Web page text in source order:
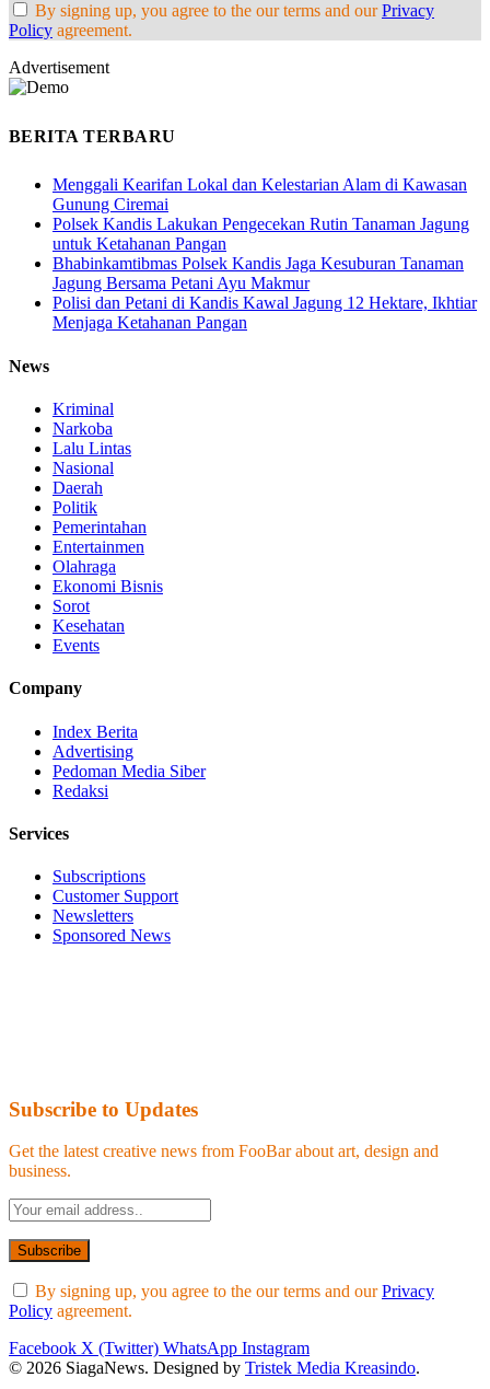
By signing up, you agree to the our terms and ourPrivacy
Policy agreement.
Advertisement
BERITA TERBARU
Menggali Kearifan Lokal dan Kelestarian Alam di Kawasan
Gunung Ciremai
Polsek Kandis Lakukan Pengecekan Rutin Tanaman Jagung
untuk Ketahanan Pangan
Bhabinkamtibmas Polsek Kandis Jaga Kesuburan Tanaman
Jagung Bersama Petani Ayu Makmur
Polisi dan Petani di Kandis Kawal Jagung 12 Hektare, Ikhtiar
Menjaga Ketahanan Pangan
News
Kriminal
Narkoba
Lalu Lintas
Nasional
Daerah
Politik
Pemerintahan
Entertainmen
Olahraga
Ekonomi Bisnis
Sorot
Kesehatan
Events
Company
Index Berita
Advertising
Pedoman Media Siber
Redaksi
Services
Subscriptions
Customer Support
Newsletters
Sponsored News
Subscribe to Updates
Get the latest creative news from FooBar about art, design and
business.
By signing up, you agree to the our terms and ourPrivacy
Policy agreement.
Facebook X (Twitter) WhatsApp Instagram
© 2026 SiagaNews. Designed by Tristek Media Kreasindo.